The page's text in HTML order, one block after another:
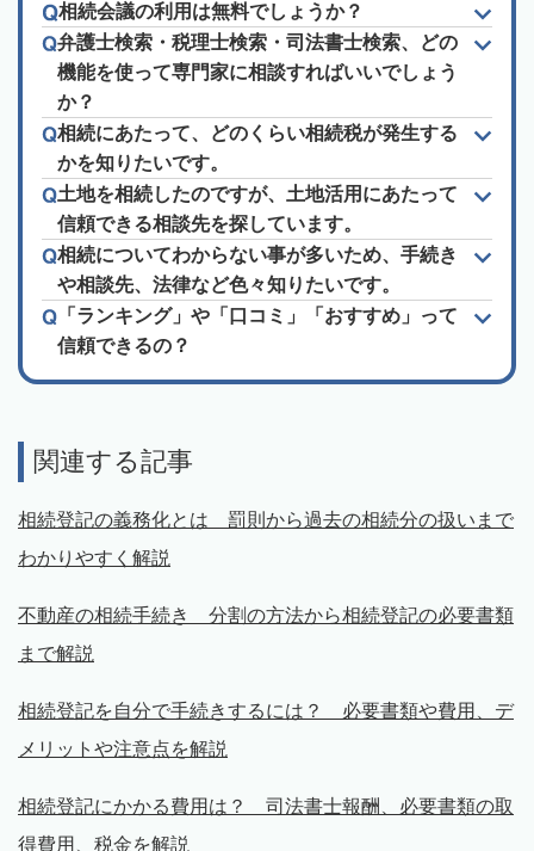
相続会議の利用は無料でしょうか？
弁護士検索・税理士検索・司法書士検索、どの
機能を使って専門家に相談すればいいでしょう
か？
相続にあたって、どのくらい相続税が発生する
かを知りたいです。
土地を相続したのですが、土地活用にあたって
信頼できる相談先を探しています。
相続についてわからない事が多いため、手続き
や相談先、法律など色々知りたいです。
「ランキング」や「口コミ」「おすすめ」って
信頼できるの？
関連する記事
相続登記の義務化とは 罰則から過去の相続分の扱いまで
わかりやすく解説
不動産の相続手続き 分割の方法から相続登記の必要書類
まで解説
相続登記を自分で手続きするには？ 必要書類や費用、デ
メリットや注意点を解説
相続登記にかかる費用は？ 司法書士報酬、必要書類の取
得費用、税金を解説